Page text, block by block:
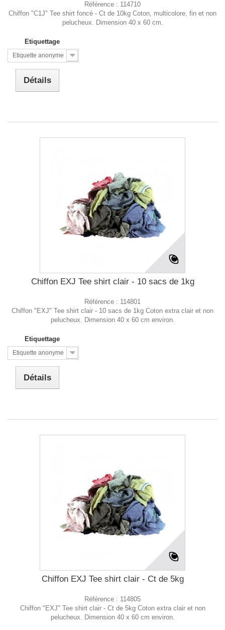
Référence : 114710
Chiffon "C1J" Tee shirt foncé - Ct de 10kg Coton, multicolore, fin et non
pelucheux. Dimension 40 x 60 cm.
Etiquettage
Etiquette anonyme
Détails
Chiffon EXJ Tee shirt clair - 10 sacs de 1kg
Référence : 114801
Chiffon "EXJ" Tee shirt clair - 10 sacs de 1kg Coton extra clair et non
pelucheux. Dimension 40 x 60 cm environ.
Etiquettage
Etiquette anonyme
Détails
Chiffon EXJ Tee shirt clair - Ct de 5kg
Référence : 114805
Chiffon "EXJ" Tee shirt clair - Ct de 5kg Coton extra clair et non
pelucheux. Dimension 40 x 60 cm environ.